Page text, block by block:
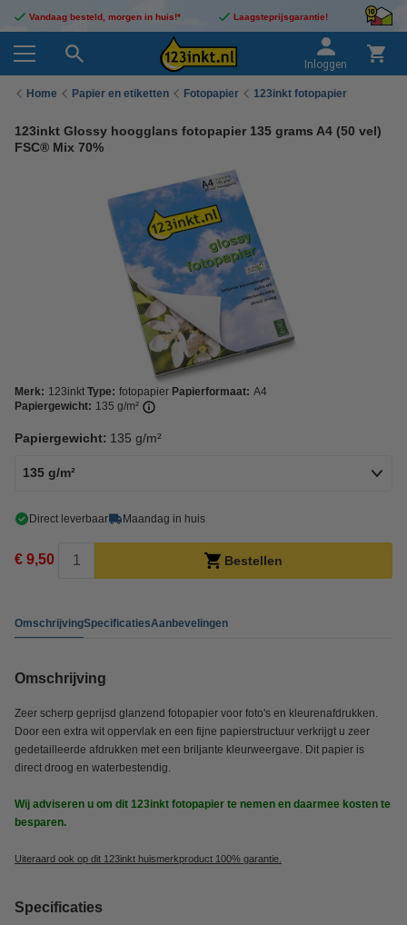
Vandaag besteld, morgen in huis!* Laagsteprijsgarantie!
Inloggen
Home Papier en etiketten Fotopapier 123inkt fotopapier
123inkt Glossy hoogglans fotopapier 135 grams A4 (50 vel)
FSC® Mix 70%
Merk: 123inkt Type: fotopapier Papierformaat: A4
Papiergewicht: 135 g/m²
Papiergewicht: 135 g/m²
135 g/m²
Direct leverbaar Maandag in huis
€ 9,50 Bestellen
OmschrijvingSpecificatiesAanbevelingen
Omschrijving
Zeer scherp geprijsd glanzend fotopapier voor foto's en kleurenafdrukken.
Door een extra wit oppervlak en een fijne papierstructuur verkrijgt u zeer
gedetailleerde afdrukken met een briljante kleurweergave. Dit papier is
direct droog en waterbestendig.
Wij adviseren u om dit 123inkt fotopapier te nemen en daarmee kosten te
besparen.
Uiteraard ook op dit 123inkt huismerkproduct 100% garantie.
Specificaties